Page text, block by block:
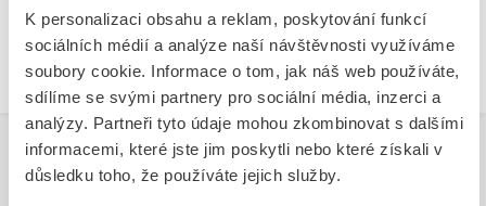
K personalizaci obsahu a reklam, poskytování funkcí
sociálních médií a analýze naší návštěvnosti využíváme
soubory cookie. Informace o tom, jak náš web používáte,
sdílíme se svými partnery pro sociální média, inzerci a
analýzy. Partneři tyto údaje mohou zkombinovat s dalšími
informacemi, které jste jim poskytli nebo které získali v
důsledku toho, že používáte jejich služby.
Druh ochrany ( NEMA)
13